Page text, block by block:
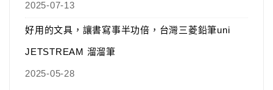
2025-07-13
好用的文具，讓書寫事半功倍，台灣三菱鉛筆uni
JETSTREAM 溜溜筆
2025-05-28